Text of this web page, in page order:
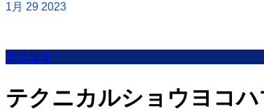
1月 29 2023
テクヨコ
テクニカルショウヨコ